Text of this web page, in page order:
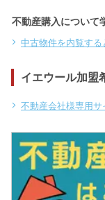
不動産購入について
中古物件を内覧する
イエウール加盟
不動産会社様専用サ